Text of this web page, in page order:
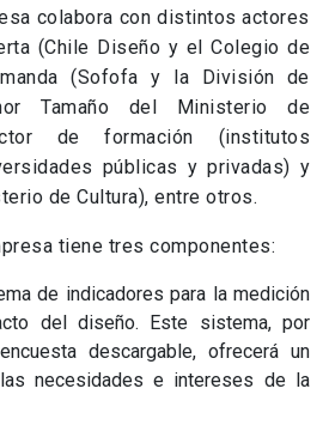
colabora con distintos actores
(Chile Diseño y el Colegio de
(Sofofa y la División de
Tamaño del Ministerio de
de formación (institutos
públicas y privadas) y
de Cultura), entre otros.
tiene tres componentes:
de indicadores para la medición
del diseño. Este sistema, por
descargable, ofrecerá un
necesidades e intereses de la